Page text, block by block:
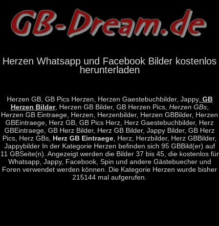
Herzen Whatsapp und Facebook Bilder kostenlos
herunterladen
Herzen GB, GB Pics Herzen, Herzen Gaestebuchbilder, Jappy, GB
Herzen Bilder, Herzen GB Bilder, GB Herzen Pics, Herzen GBs,
Herzen GB Eintraege, Herzen, Herzenbilder, Herzen GBBilder, Herzen
GBEintraege, Herz GB, GB Pics Herz, Herz Gaestebuchbilder, Herz
GBEintraege, GB Herz Bilder, Herz GB Bilder, Jappy Bilder, GB Herz
Pics, Herz GBs, Herz GB Eintraege , Herz, Herzbilder, Herz GBBilder,
Jappybilder In der Kategorie Herzen befinden sich 95 GBBild(er) auf
11 GBSeite(n). Angezeigt werden die Bilder 37 bis 45, die kostenlos für
Whatsapp, Jappy, Facebook, Spin und andere Gästebuecher und
Foren verwendet werden können. Die Kategorie Herzen wurde bisher
215144 mal aufgerufen.